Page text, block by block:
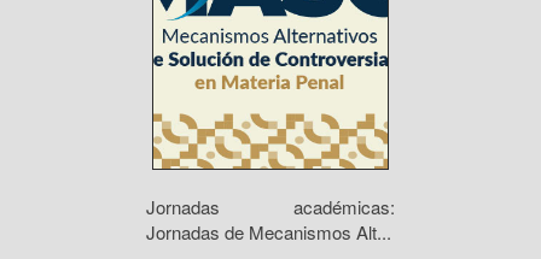
Jornadas académicas:
Jornadas de Mecanismos Alt...